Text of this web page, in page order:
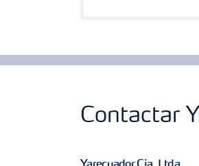
Contactar
Yarecuador Cia. Ltda.